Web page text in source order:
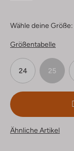
Wähle deine Größe:
Größentabelle
24 25
Ähnliche Artikel